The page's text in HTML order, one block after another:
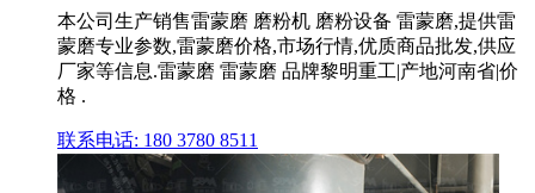
本公司生产销售雷蒙磨 磨粉机 磨粉设备 雷蒙磨,提供雷
蒙磨专业参数,雷蒙磨价格,市场行情,优质商品批发,供应
厂家等信息.雷蒙磨 雷蒙磨 品牌黎明重工|产地河南省|价
格 .
联系电话: 180 3780 8511